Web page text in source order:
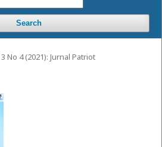
Search
No 4 (2021): Jurnal Patriot